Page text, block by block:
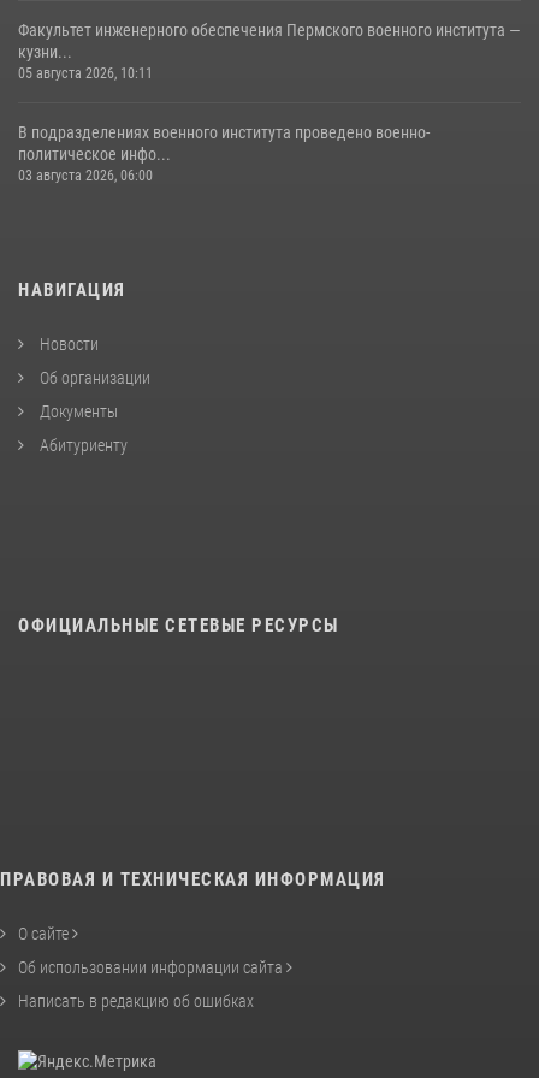
Факультет инженерного обеспечения Пермского военного института —
кузни...
05 августа 2026, 10:11
В подразделениях военного института проведено военно-
политическое инфо...
03 августа 2026, 06:00
НАВИГАЦИЯ
Новости
Об организации
Документы
Абитуриенту
ОФИЦИАЛЬНЫЕ СЕТЕВЫЕ РЕСУРСЫ
ПРАВОВАЯ И ТЕХНИЧЕСКАЯ ИНФОРМАЦИЯ
О сайте
Об использовании информации сайта
Написать в редакцию об ошибках